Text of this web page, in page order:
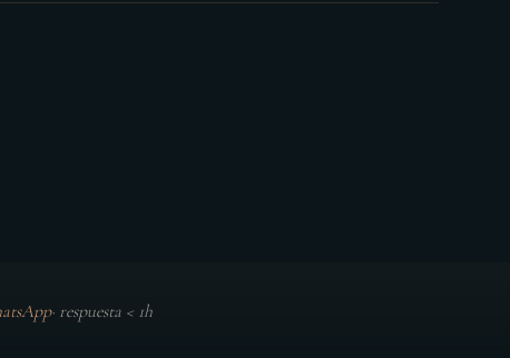
· respuesta < 1h